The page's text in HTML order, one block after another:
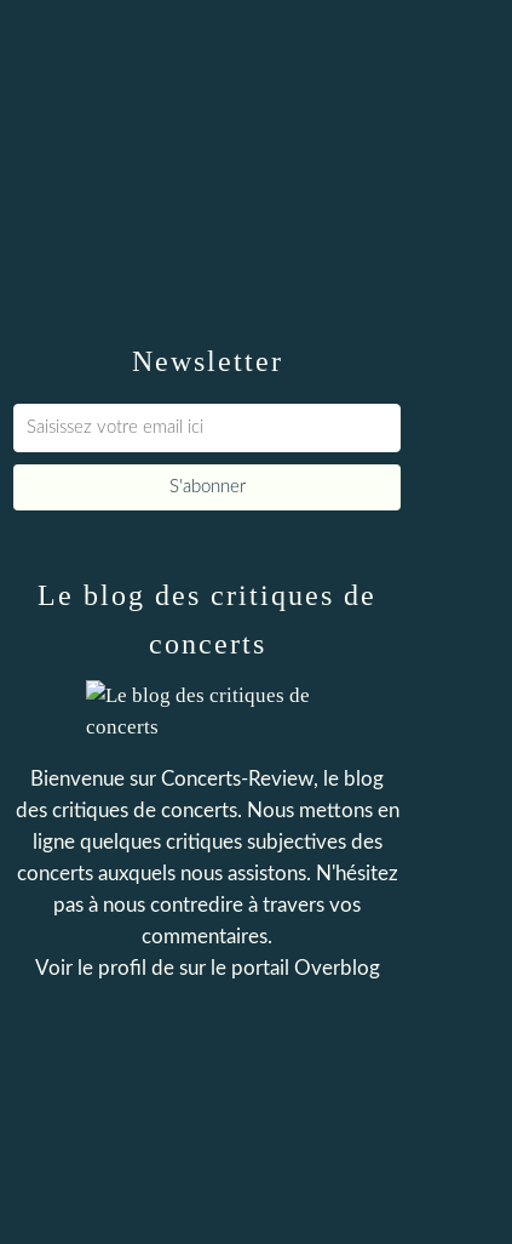
Newsletter
Le blog des critiques de
concerts
Bienvenue sur Concerts-Review, le blog
des critiques de concerts. Nous mettons en
ligne quelques critiques subjectives des
concerts auxquels nous assistons. N'hésitez
pas à nous contredire à travers vos
commentaires.
Voir le profil de sur le portail Overblog